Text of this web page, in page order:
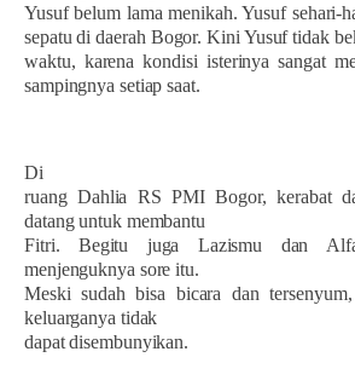
Yusuf belum lama menikah. Yusuf sehari-
sepatu di daerah Bogor. Kini Yusuf tidak
waktu, karena kondisi isterinya sangat
sampingnya setiap saat.
Di
ruang Dahlia RS PMI Bogor, kerabat
datang untuk membantu
Fitri. Begitu juga Lazismu dan
menjenguknya sore itu.
Meski sudah bisa bicara dan
keluarganya tidak
dapat disembunyikan.